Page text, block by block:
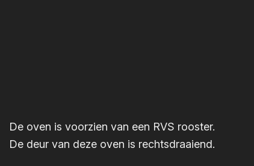
De oven is voorzien van een RVS rooster.
De deur van deze oven is rechtsdraaiend.